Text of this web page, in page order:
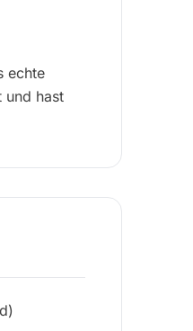
echte
und hast